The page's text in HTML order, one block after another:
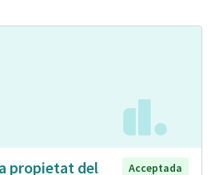
propietat del
Acceptada